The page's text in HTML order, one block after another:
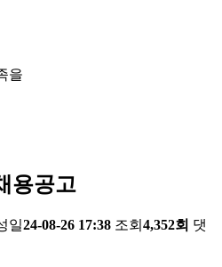
을
용공고
일24-08-26 17:38 조회 4,352회 댓